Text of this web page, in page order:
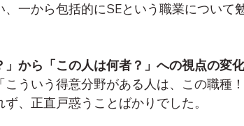
、一から包括的にSEという職業について
」から「この人は何者？」への視点の変化
ういう得意分野がある人は、この職種
、正直戸惑うことばかりでした。